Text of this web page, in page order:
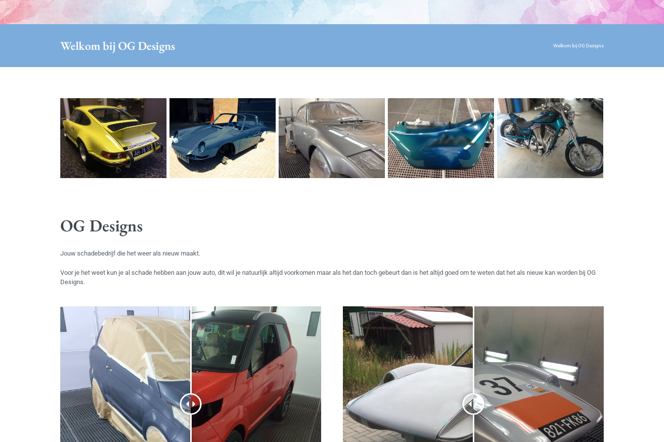
Welkom bij OG Designs Welkom bij OG Designs
OG Designs
Jouw schadebedrijf die het weer als nieuw maakt.
Voor je het weet kun je al schade hebben aan jouw auto, dit wil je natuurlijk altijd voorkomen maar als het dan toch gebeurt dan is het altijd goed om te weten dat het als nieuw kan worden bij OG
Designs.